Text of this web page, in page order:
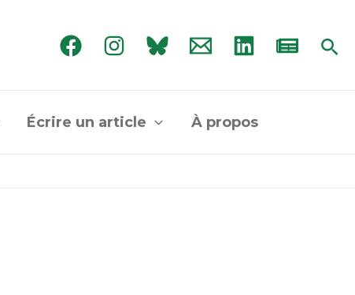
Écrire un article À propos